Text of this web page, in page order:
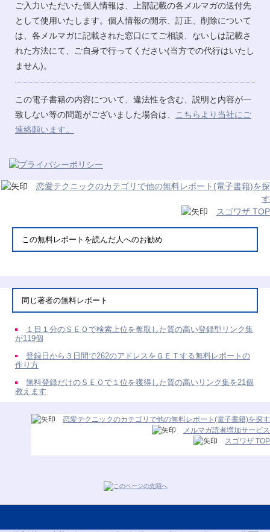
ご入力いただいた個人情報は、上部記載の各メルマガの送付先
として使用いたします。個人情報の開示、訂正、削除について
は、各メルマガに記載された窓口にてご相談、ないしは記載さ
れた方法にて、ご自身で行ってください(当方での代行はいたし
ません)。
この電子書籍の内容について、違法性を含む、説明と内容が一
致しない等の問題がございました場合は、
こちらより当社にご
連絡願います。
恋愛テクニックのカテゴリで他の無料レポート(電子書籍)を探
す
スゴワザ TOP
この無料レポートを読んだ人へのお勧め
同じ著者の無料レポート
１日１分のＳＥＯで検索上位を奪取した質の高い登録型リンク集
が119個
登録日から３日間で262のアドレスをＧＥＴする無料レポートの
作り方
無料登録だけのＳＥＯで１位を獲得した質の高いリンク集を21個
教えます
恋愛テクニックのカテゴリで他の無料レポート(電子書籍)を探す
メルマガ読者増加サービス
スゴワザ TOP